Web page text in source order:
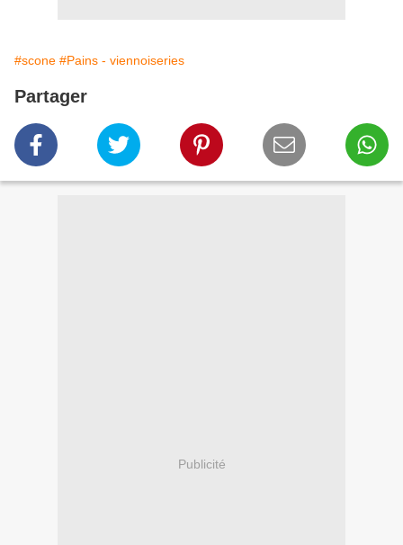
#scone #Pains - viennoiseries
Partager
Publicité